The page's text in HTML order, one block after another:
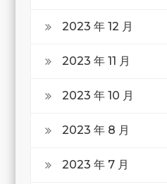
2023 年 12 月
2023 年 11 月
2023 年 10 月
2023 年 8 月
2023 年 7 月